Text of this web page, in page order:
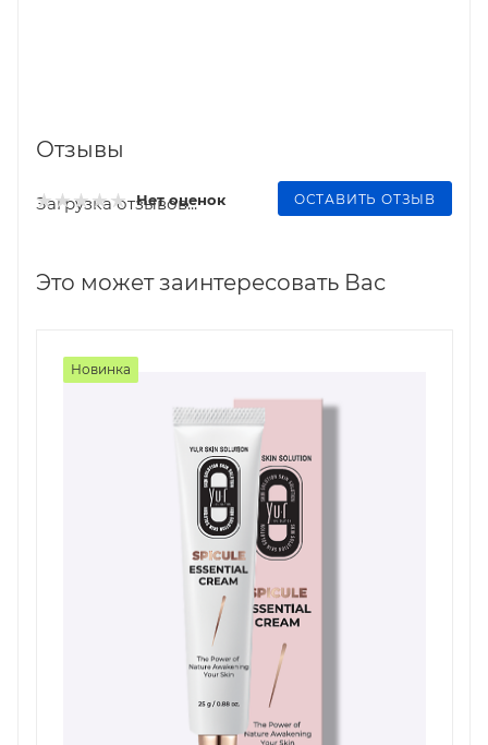
Отзывы
Нет оценок ОСТАВИТЬ ОТЗЫВ
Загрузка отзывов...
Это может заинтересовать Вас
Новинка